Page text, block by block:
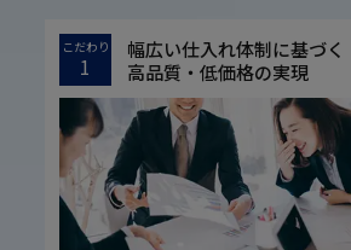
こだわり
1
幅広い仕入れ体制に基づく
高品質・低価格の実現